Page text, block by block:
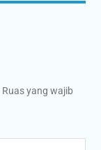
Ruas yang wajib